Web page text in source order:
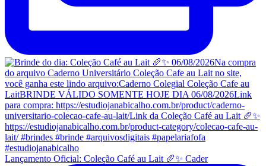
Lançamento Oficial: Coleção Café au Lait 🥖✨ Cader